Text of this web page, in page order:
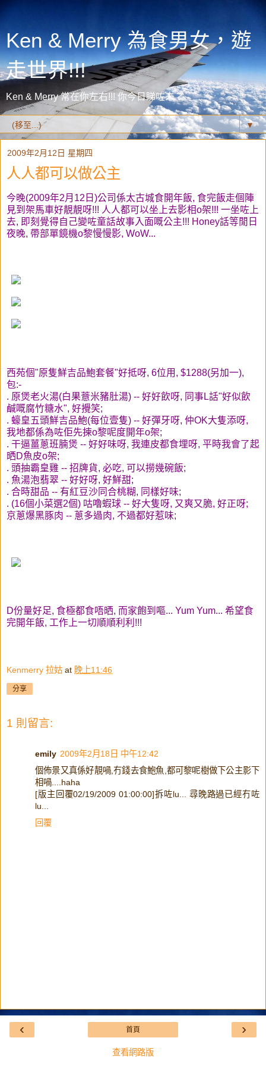
Ken & Merry 為食男女，遊
走世界!!!
Ken & Merry 常在你左右!!! 你今日睇咗未？
▼
2009年2月12日 星期四
人人都可以做公主
今晚(2009年2月12日)公司係太古城食開年飯, 食完飯走個陣
見到架馬車好靚靚呀!!! 人人都可以坐上去影相o架!!! 一坐咗上
去, 即刻覺得自己變咗童話故事入面嘅公主!!! Honey話等閒日
夜晚, 帶部單鏡機o黎慢慢影, WoW...
西苑個"原隻鮮吉品鮑套餐"好抵呀, 6位用, $1288(另加一),
包:-
. 原煲老火湯(白果薏米豬肚湯) -- 好好飲呀, 同事L話"好似飲
鹹嘅腐竹糖水", 好攪笑;
. 蠔皇五頭鮮吉品鮑(每位壹隻) -- 好彈牙呀, 仲OK大隻添呀,
我地都係為咗佢先揀o黎呢度開年o架;
. 干逼薑蔥班腩煲 -- 好好味呀, 我連皮都食埋呀, 平時我會了起
晒D魚皮o架;
. 頭抽霸皇雞 -- 招牌貨, 必吃, 可以撈幾碗飯;
. 魚湯泡翡翠 -- 好好呀, 好鮮甜;
. 合時甜品 -- 有紅豆沙同合桃糊, 同樣好味;
. (16個小菜選2個) 咕嚕蝦球 -- 好大隻呀, 又爽又脆, 好正呀;
京蔥爆黑豚肉 -- 蔥多過肉, 不過都好惹味;
D份量好足, 食極都食唔晒, 而家飽到嘔... Yum Yum... 希望食
完開年飯, 工作上一切順順利利!!!
Kenmerry 拉姑 at 晚上11:46
分享
1 則留言:
emily 2009年2月18日 中午12:42
個佈景又真係好靚喎,冇錢去食鮑魚,都可黎呢樹做下公主影下
相喎....haha
[版主回覆02/19/2009 01:00:00]拆咗lu... 尋晚路過已經冇咗
lu...
回覆
‹ ›
首頁
查看網路版